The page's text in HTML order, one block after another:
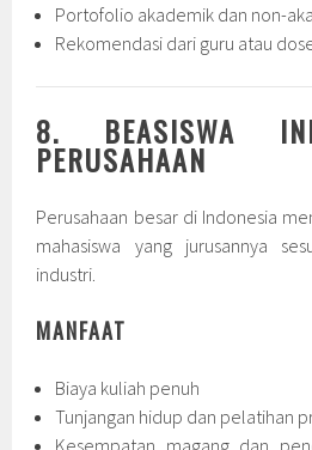
Portofolio akademik dan non-
Rekomendasi dari guru atau
8. BEASISWA
PERUSAHAAN
Perusahaan besar di Indonesia
mahasiswa yang jurusannya
industri.
MANFAAT
Biaya kuliah penuh
Tunjangan hidup dan pelatihan
Kesempatan magang dan